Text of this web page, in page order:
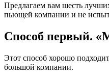
Предлагаем вам шесть
пьющей компании и не
Способ первый.
Этот способ хорошо
большой компании.